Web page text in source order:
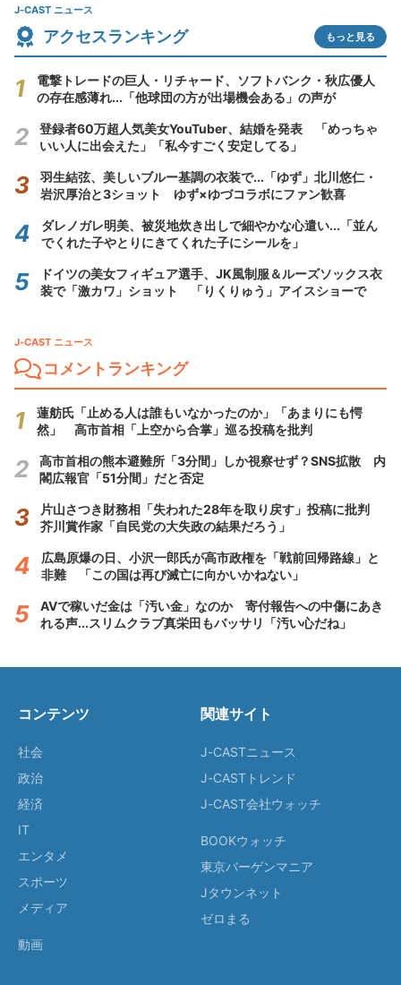
J-CAST ニュース
アクセスランキング もっと見る
電撃トレードの巨人・リチャード、ソフトバンク・秋広優人
の存在感薄れ...「他球団の方が出場機会ある」の声が
登録者60万超人気美女YouTuber、結婚を発表 「めっちゃ
いい人に出会えた」「私今すごく安定してる」
羽生結弦、美しいブルー基調の衣装で...「ゆず」北川悠仁・
岩沢厚治と3ショット ゆず×ゆづコラボにファン歓喜
ダレノガレ明美、被災地炊き出しで細やかな心遣い...「並ん
でくれた子やとりにきてくれた子にシールを」
ドイツの美女フィギュア選手、JK風制服＆ルーズソックス衣
装で「激カワ」ショット 「りくりゅう」アイスショーで
J-CAST ニュース
コメントランキング
蓮舫氏「止める人は誰もいなかったのか」「あまりにも愕
然」 高市首相「上空から合掌」巡る投稿を批判
高市首相の熊本避難所「3分間」しか視察せず？SNS拡散 内
閣広報官「51分間」だと否定
片山さつき財務相「失われた28年を取り戻す」投稿に批判
芥川賞作家「自民党の大失政の結果だろう」
広島原爆の日、小沢一郎氏が高市政権を「戦前回帰路線」と
非難 「この国は再び滅亡に向かいかねない」
AVで稼いだ金は「汚い金」なのか 寄付報告への中傷にあき
れる声...スリムクラブ真栄田もバッサリ「汚い心だね」
コンテンツ
社会
政治
経済
IT
エンタメ
スポーツ
メディア
動画
関連サイト
J-CASTニュース
J-CASTトレンド
J-CAST会社ウォッチ
BOOKウォッチ
東京バーゲンマニア
Jタウンネット
ゼロまる